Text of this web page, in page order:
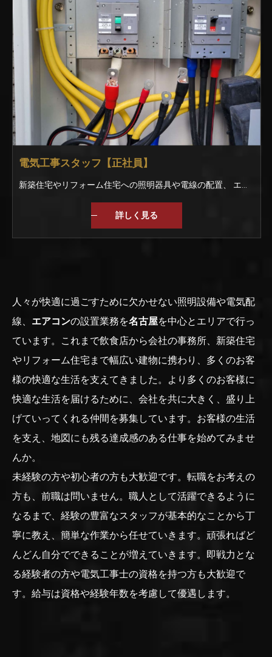
電気工事スタッフ【正社員】
詳しく見る
人々が快適に過ごすために欠かせない照明設備や電気配
線、 エアコンの設置業務を名古屋を中心とエリアで行っ
ています。これまで飲食店から会社の事務所、新築住宅
やリフォーム住宅まで幅広い建物に携わり、多くのお客
様の快適な生活を支えてきました。より多くのお客様に
快適な生活を届けるために、会社を共に大きく、盛り上
げていってくれる仲間を募集しています。お客様の生活
を支え、地図にも残る達成感のある仕事を始めてみませ
んか。
未経験の方や初心者の方も大歓迎です。転職をお考えの
方も、前職は問いません。職人として活躍できるように
なるまで、経験の豊富なスタッフが基本的なことから丁
寧に教え、簡単な作業から任せていきます。頑張ればど
んどん自分でできることが増えていきます。即戦力とな
る経験者の方や電気工事士の資格を持つ方も大歓迎で
す。給与は資格や経験年数を考慮して優遇します。